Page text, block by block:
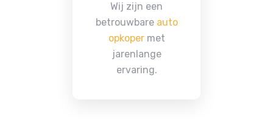
Wij zijn een
betrouwbare auto
opkopermet
jarenlange
ervaring.